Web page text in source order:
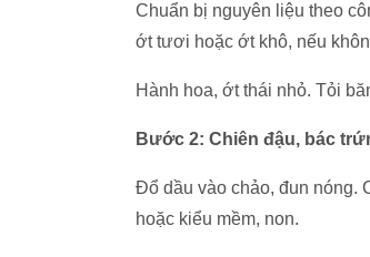
Chuẩn bị nguyên liệu theo
ớt tươi hoặc ớt khô, nếu
Hành hoa, ớt thái nhỏ. Tỏi
Bước 2: Chiên đậu, bác
Đổ dầu vào chảo, đun nóng.
hoặc kiểu mềm, non.